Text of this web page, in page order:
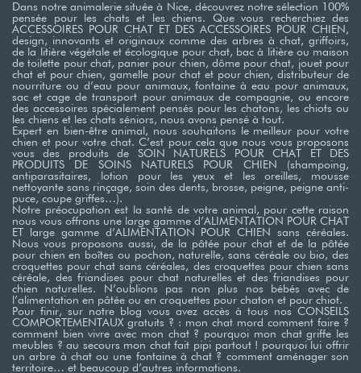
Dans notre animalerie située à Nice, découvrez notre sélection 100%
pensée pour les chats et les chiens. Que vous recherchiez des
ACCESSOIRES POUR CHAT ET DES ACCESSOIRES POUR CHIEN,
design, innovants et originaux comme des arbres à chat, griffoirs,
de la litière végétale et écologique pour chat, bac à litière ou maison
de toilette pour chat, panier pour chien, dôme pour chat, jouet pour
chat et pour chien, gamelle pour chat et pour chien, distributeur de
nourriture ou d’eau pour animaux, fontaine à eau pour animaux,
sac et cage de transport pour animaux de compagnie, ou encore
des accessoires spécialement pensés pour les chatons, les chiots ou
les chiens et les chats séniors, nous avons pensé à tout.
Expert en bien-être animal, nous souhaitons le meilleur pour votre
chien et pour votre chat. C’est pour cela que nous vous proposons
vous des produits de SOIN NATURELS POUR CHAT ET DES
PRODUITS DE SOINS NATURELS POUR CHIEN (shampoing,
antiparasitaires, lotion pour les yeux et les oreilles, mousse
nettoyante sans rinçage, soin des dents, brosse, peigne, peigne anti-
puce, coupe griffes…). ​
Notre préocupation est la santé de votre animal, pour cette raison
nous vous offrons une large gamme d’ALIMENTATION POUR CHAT
ET large gamme d’ALIMENTATION POUR CHIEN sans céréales.
Nous vous proposons aussi, de la pâtée pour chat et de la pâtée
pour chien en boîtes ou pochon, naturelle, sans céréale ou bio, des
croquettes pour chat sans céréales, des croquettes pour chien sans
céréale, des friandises pour chat naturelles et des friandises pour
chien naturelles. N’oublions pas non plus nos bébés avec de
l’alimentation en pâtée ou en croquettes pour chaton et pour chiot. ​
Pour finir, sur notre blog vous avez accès à tous nos CONSEILS
COMPORTEMENTAUX gratuits ? : mon chat mord comment faire ?
comment bien vivre avec mon chat ? pourquoi mon chat griffe les
meubles ? au secours mon chat fait pipi partout ! pourquoi lui offrir
un arbre à chat ou une fontaine à chat ? comment aménager son
territoire… et beaucoup d’autres informations. ​